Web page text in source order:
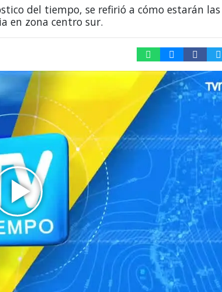
del tiempo, se refirió a cómo estarán las
en zona centro sur.